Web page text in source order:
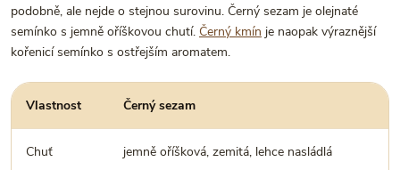
podobně, ale nejde o stejnou surovinu. Černý sezam je olejnaté
semínko s jemně oříškovou chutí. Černý kmín je naopak výraznější
kořenicí semínko s ostřejším aromatem.
Vlastnost Černý sezam
Chuť jemně oříšková, zemitá, lehce nasládlá